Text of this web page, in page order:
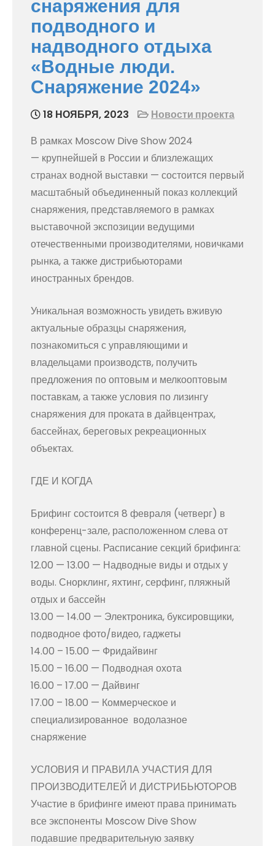
снаряжения для
подводного и
надводного отдыха
«Водные люди.
Снаряжение 2024»
18 НОЯБРЯ, 2023
Новости проекта
В рамках Moscow Dive Show 2024
— крупнейшей в России и близлежащих
странах водной выставки — состоится первый
масштабный объединенный показ коллекций
снаряжения, представляемого в рамках
выставочной экспозиции ведущими
отечественными производителями, новичками
рынка, а также дистрибьюторами
иностранных брендов.
Уникальная возможность увидеть вживую
актуальные образцы снаряжения,
познакомиться с управляющими и
владельцами производств, получить
предложения по оптовым и мелкооптовым
поставкам, а также условия по лизингу
снаряжения для проката в дайвцентрах,
бассейнах, береговых рекреационных
объектах.
ГДЕ И КОГДА
Брифинг состоится 8 февраля (четверг) в
конференц-зале, расположенном слева от
главной сцены. Расписание секций брифинга:
12.00 — 13.00 — Надводные виды и отдых у
воды. Снорклинг, яхтинг, серфинг, пляжный
отдых и бассейн
13.00 — 14.00 — Электроника, буксировщики,
подводное фото/видео, гаджеты
14.00 – 15.00 — Фридайвинг
15.00 – 16.00 — Подводная охота
16.00 – 17.00 — Дайвинг
17.00 – 18.00 — Коммерческое и
специализированное водолазное
снаряжение
УСЛОВИЯ И ПРАВИЛА УЧАСТИЯ ДЛЯ
ПРОИЗВОДИТЕЛЕЙ И ДИСТРИБЬЮТОРОВ
Участие в брифинге имеют права принимать
все экспоненты Moscow Dive Show
подавшие предварительную заявку